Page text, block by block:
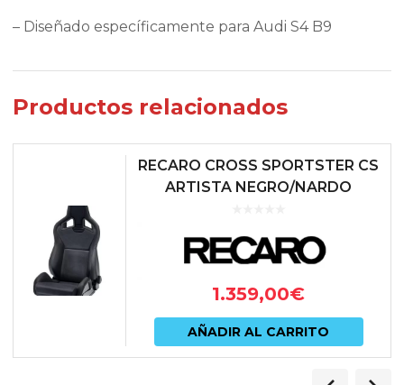
– Diseñado específicamente para Audi S4 B9
Productos relacionados
RECARO CROSS SPORTSTER CS
ARTISTA NEGRO/NARDO
1.359,00€
AÑADIR AL CARRITO